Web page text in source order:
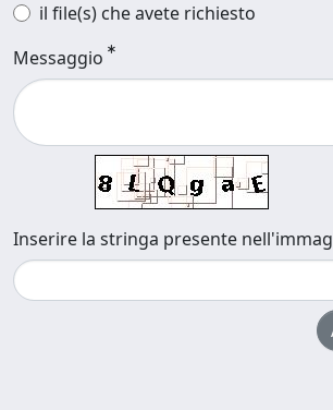
il file(s) che avete richiesto
Messaggio
Inserire la stringa presente